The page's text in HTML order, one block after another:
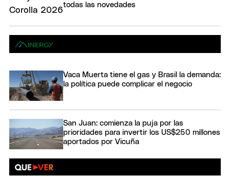
todas las novedades
Vaca Muerta tiene el gas y Brasil la demanda:
la política puede complicar el negocio
San Juan: comienza la puja por las
prioridades para invertir los US$250 millones
aportados por Vicuña